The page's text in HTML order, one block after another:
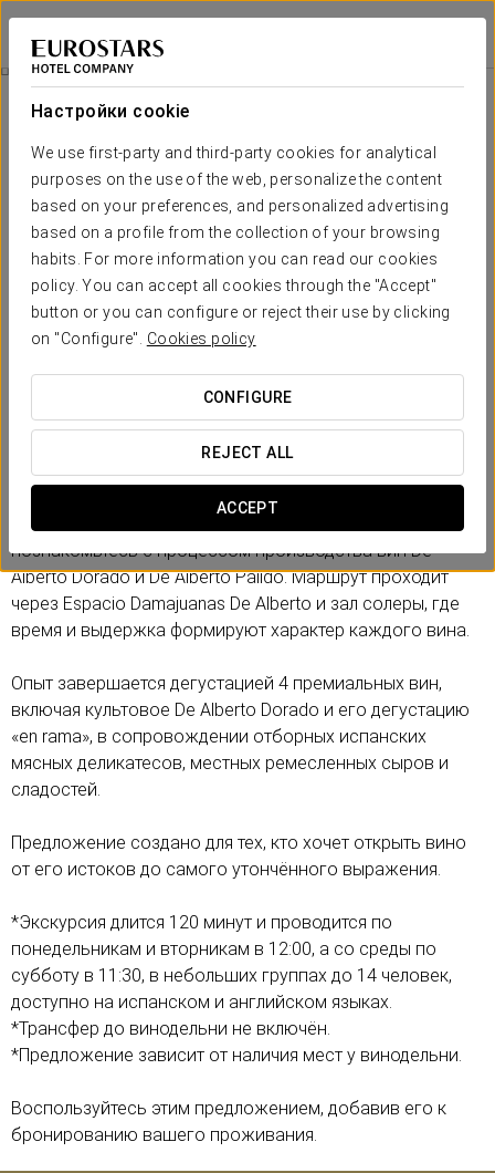
Настройки cookie
We use first-party and third-party cookies for analytical
purposes on the use of the web, personalize the content
based on your preferences, and personalized advertising
based on a profile from the collection of your browsing
habits. For more information you can read our cookies
policy. You can accept all cookies through the "Accept"
button or you can configure or reject their use by clicking
on "Configure". Cookies policy
CONFIGURE
REJECT ALL
ACCEPT
Eurostars Valladolid
ВАЛЬЯДОЛИД
All You Need Is Gold
30 € за взрослого
All You Need Is Gold
Насладитесь эксклюзивным винным опытом,
сочетающим историю, традиции и вина с ярким
характером.
Посетите подземную винодельню XVII века и
познакомьтесь с процессом производства вин De
Alberto Dorado и De Alberto Pálido. Маршрут проходит
через Espacio Damajuanas De Alberto и зал солеры, где
время и выдержка формируют характер каждого вина.
Опыт завершается дегустацией 4 премиальных вин,
включая культовое De Alberto Dorado и его дегустацию
«en rama», в сопровождении отборных испанских
мясных деликатесов, местных ремесленных сыров и
сладостей.
Предложение создано для тех, кто хочет открыть вино
от его истоков до самого утончённого выражения.
*Экскурсия длится 120 минут и проводится по
понедельникам и вторникам в 12:00, а со среды по
субботу в 11:30, в небольших группах до 14 человек,
доступно на испанском и английском языках.
*Трансфер до винодельни не включён.
*Предложение зависит от наличия мест у винодельни.
Воспользуйтесь этим предложением, добавив его к
бронированию вашего проживания.